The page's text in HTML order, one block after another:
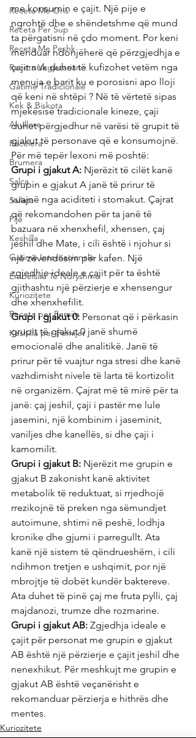
Receta Me Oris
Receta Per Sup
Receta Me Peshk
Receta Vegjetariane
Gatime Tradicionale
Kek & Biskota
Akullore
Recelera
Brumera
Salca
Sallata
Pije
Keshilla
Gatime Internacionale
Embelsira Te Ndryshme
Kuriozitete
Receta per Femije
Keshilla per Femijet
me konsumin e çajit. Një pije e
ngrohtë dhe e shëndetshme që mund
ta përgatisni në çdo moment. Por keni
menduar ndonjëherë që përzgjedhja e
çajit nuk duhet të kufizohet vetëm nga
menuja e barit ku e porosisni apo lloji
që keni në shtëpi ? Në të vërtetë sipas
mjekësisë tradicionale kineze, çaji
duhet përgjedhur në varësi të grupit të
gjakut të personave që e konsumojnë.
Për më tepër lexoni më poshtë:
Grupi i gjakut A: Njerëzit të cilët kanë
grupin e gjakut A janë të prirur të
vuajnë nga aciditeti i stomakut. Çajrat
që rekomandohen për ta janë të
bazuara në xhenxhefil, xhensen, çaj
jeshil dhe Mate, i cili është i njohur si
një zëvendësim për kafen. Një
zgjedhje ideale e çajit për ta është
gjithashtu një përzierje e xhensengur
dhe xhenxhefilit.
Grupi i gjakut 0: Personat që i përkasin
grupit të gjakut 0 janë shumë
emocionalë dhe analitikë. Janë të
prirur për të vuajtur nga stresi dhe kanë
vazhdimisht nivele të larta të kortizolit
në organizëm. Çajrat më të mirë për ta
janë: çaj jeshil, çaji i pastër me lule
jasemini, një kombinim i jaseminit,
vaniljes dhe kanellës, si dhe çaji i
kamomilit.
Grupi i gjakut B: Njerëzit me grupin e
gjakut B zakonisht kanë aktivitet
metabolik të reduktuat, si rrjedhojë
rrezikojnë të preken nga sëmundjet
autoimune, shtimi në peshë, lodhja
kronike dhe gjumi i parregullt. Ata
kanë një sistem të qëndrueshëm, i cili
ndihmon tretjen e ushqimit, por një
mbrojtje të dobët kundër baktereve.
Ata duhet të pinë çaj me fruta pylli, çaj
majdanozi, trumze dhe rozmarine.
Grupi i gjakut AB: Zgjedhja ideale e
çajit për personat me grupin e gjakut
AB është një përzierje e çajit jeshil dhe
nenexhikut. Për meshkujt me grupin e
gjakut AB është veçanërisht e
rekomanduar përzierja e hithrës dhe
mentes.
Kuriozitete